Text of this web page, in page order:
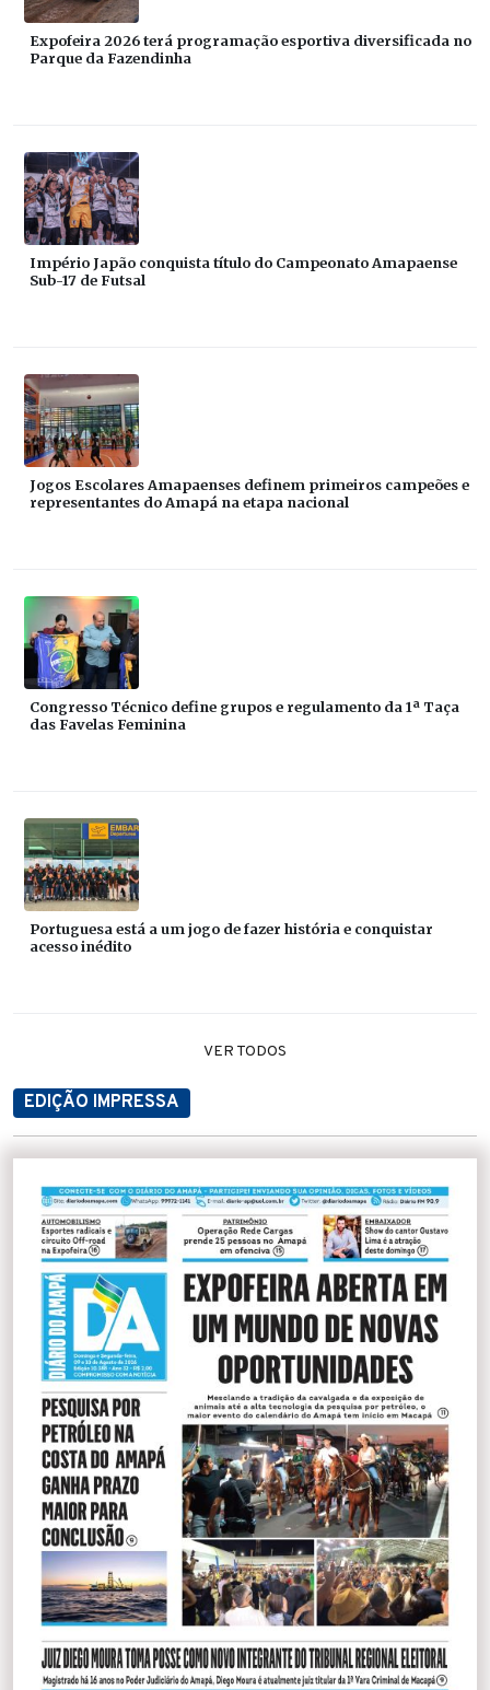
Expofeira 2026 terá programação esportiva diversificada no
Parque da Fazendinha
Império Japão conquista título do Campeonato Amapaense
Sub-17 de Futsal
Jogos Escolares Amapaenses definem primeiros campeões e
representantes do Amapá na etapa nacional
Congresso Técnico define grupos e regulamento da 1ª Taça
das Favelas Feminina
Portuguesa está a um jogo de fazer história e conquistar
acesso inédito
VER TODOS
EDIÇÃO IMPRESSA